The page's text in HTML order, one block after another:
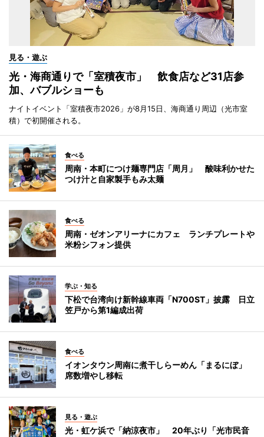
見る・遊ぶ
光・海商通りで「室積夜市」 飲食店など31店参
加、バブルショーも
ナイトイベント「室積夜市2026」が8月15日、海商通り周辺（光市室
積）で初開催される。
食べる
周南・本町につけ麺専門店「周月」 酸味利かせた
つけ汁と自家製手もみ太麺
食べる
周南・ゼオンアリーナにカフェ ランチプレートや
米粉シフォン提供
学ぶ・知る
下松で台湾向け新幹線車両「N700ST」披露 日立
笠戸から第1編成出荷
食べる
イオンタウン周南に煮干しらーめん「まるにぼ」
席数増やし移転
見る・遊ぶ
光・虹ケ浜で「納涼夜市」 20年ぶり「光市民音